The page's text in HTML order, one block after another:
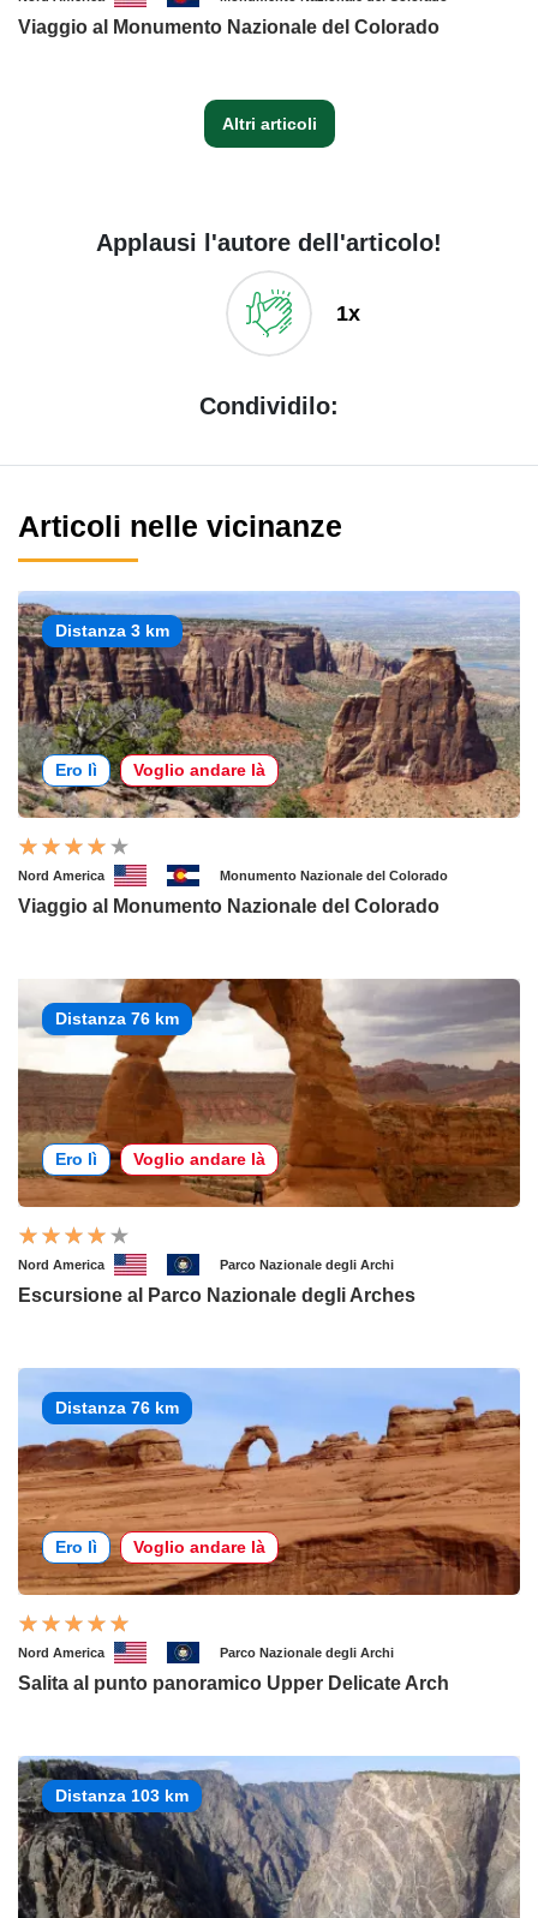
Viaggio al Monumento Nazionale del Colorado
Altri articoli
Applausi l'autore dell'articolo!
1x
Condividilo:
Articoli nelle vicinanze
Distanza 3 km
Ero lì Voglio andare là
Nord America Monumento Nazionale del Colorado
Viaggio al Monumento Nazionale del Colorado
Distanza 76 km
Ero lì Voglio andare là
Nord America Parco Nazionale degli Archi
Escursione al Parco Nazionale degli Arches
Distanza 76 km
Ero lì Voglio andare là
Nord America Parco Nazionale degli Archi
Salita al punto panoramico Upper Delicate Arch
Distanza 103 km